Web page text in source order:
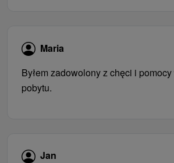
Maria
Byłem zadowolony z chęci i
pobytu.
Jan